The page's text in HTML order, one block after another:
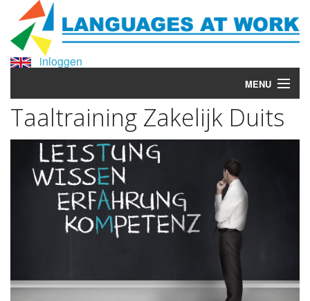
inloggen
MENU
Home
Taaltrainingen
Taalaudit
Meer weten?
Waarom Languages at Work?
Taaltraining Zakelijk Duits